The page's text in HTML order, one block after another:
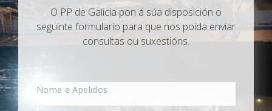
O PP de Galicia pon á súa disposición o
seguinte formulario para que nos poida enviar
consultas ou suxestións.